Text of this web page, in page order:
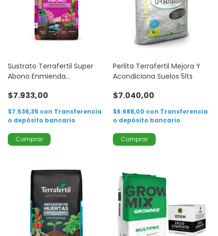
Sustrato Terrafertil Super
Abono Enmienda
$7.933,00
$7.536,35 con Transferencia
o depósito bancario
Perlita Terrafertil Mejora Y
Acondiciona Suelos 5lts
$7.040,00
$6.688,00 con Transferencia
o depósito bancario